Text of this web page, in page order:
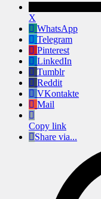
X
WhatsApp
Telegram
Pinterest
LinkedIn
Tumblr
Reddit
VKontakte
Mail
Copy link
Share via...